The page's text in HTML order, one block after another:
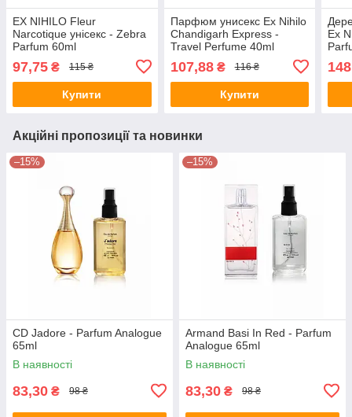
EX NIHILO Fleur
Narcotique унісекс - Zebra
Parfum 60ml
97,75 ₴ 115 ₴
Купити
Парфюм унисекс Ex Nihilo
Chandigarh Express -
Travel Perfume 40ml
107,88₴ 116 ₴
Купити
Ex
Акційні пропозиції та новинки
–15%
CD Jadore - Parfum Analogue
65ml
В наявності
83,30 ₴ 98 ₴
–15%
Armand Basi In Red - Parfum
Analogue 65ml
В наявності
83,30 ₴ 98 ₴